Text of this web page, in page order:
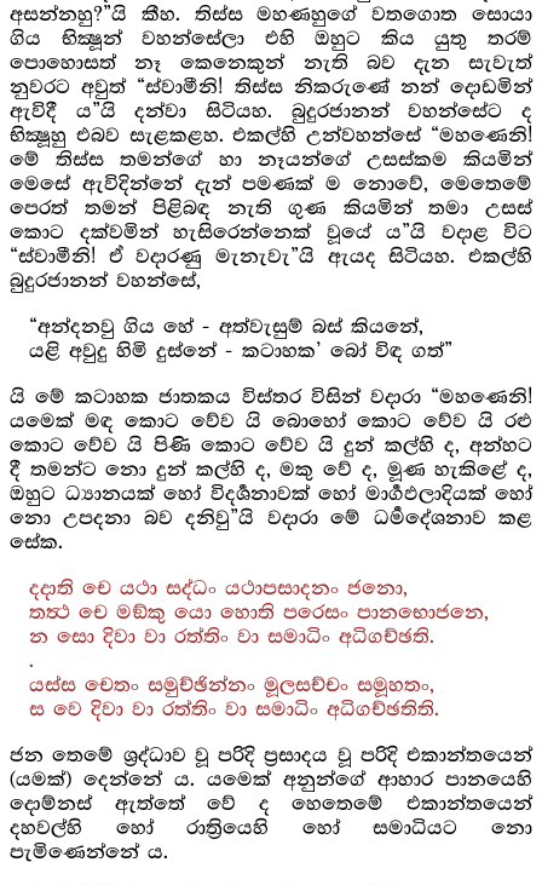
අසන්නහු?”යි කීහ. තිස්ස මහණහුගේ වතගොත සොයා
ගිය භික්‍ෂූන් වහන්සේලා එහි ඔහුට කිය යුතු තරම්
පොහොසත් නෑ කෙනෙකුන් නැති බව දැන සැවැත්
නුවරට අවුත් “ස්වාමීනි! තිස්ස නිකරුණේ නන් දොඩමින්
ඇවිදී ය”යි දන්වා සිටියහ. බුදුරජානන් වහන්සේට ද
භික්‍ෂූහු එබව සැළකළහ. එකල්හි උන්වහන්සේ “මහණෙනි!
මේ තිස්ස තමන්ගේ හා නෑයන්ගේ උසස්කම කියමින්
මෙසේ ඇවිදින්නේ දැන් පමණක් ම නොවේ, මෙතෙමේ
පෙරත් තමන් පිළිබඳ නැති ගුණ කියමින් තමා උසස්
කොට දක්වමින් හැසිරෙන්නෙක් වූයේ ය”යි වදාළ විට
“ස්වාමීනි! ඒ වදාරණු මැනැවැ”යි ඇයද සිටියහ. එකල්හි
බුදුරජානන් වහන්සේ,
“අන්දනවු ගිය හේ - අත්වැසුම් බස් කියනේ,
යළි අවුදු හිමි දුස්නේ - කටාහක’ බෝ විඳ ගත්”
යි මේ කටාහක ජාතකය විස්තර විසින් වදාරා “මහණෙනි!
යමෙක් මඳ කොට වේව යි බොහෝ කොට වේව යි රළු
කොට වේව යි පිණි කොට වේව යි දුන් කල්හි ද, අන්හට
දී තමන්ට නො දුන් කල්හි ද, මකු වේ ද, මූණ හැකිළේ ද,
ඔහුට ධ්‍යානයක් හෝ විදර්‍ශනාවක් හෝ මාර්‍ගඵලාදියක් හෝ
නො උපදනා බව දනිවු”යි වදාරා මේ ධර්‍මදේශනාව කළ
සේක.
දදාති චෙ යථා සද්ධං යථාපසාදනං ජනො,
තත්‍ථ චෙ මඞ්කු යො හොති පරෙසං පානභොජනෙ,
න සො දිවා වා රත්තිං වා සමාධිං අධිගච්ඡති.
.
යස්ස චෙතං සමුච්ඡින්නං මූලසච්චං සමූහතං,
ස වෙ දිවා වා රත්තිං වා සමාධිං අධිගච්ඡතිති.
ජන‍ තෙමේ ශ්‍රද්ධාව වූ පරිදි ප්‍රසාදය වූ පරිදි එකාන්තයෙන්
(යමක්) දෙන්නේ ය. යමෙක් අනුන්ගේ ආහාර පානයෙහි
දොම්නස් ඇත්තේ වේ ද හෙතෙමේ එකාන්තයෙන්
දහවල්හි ‍හෝ රාත්‍රියෙහි හෝ සමාධියට නො
පැමිණෙන්නේ ය.